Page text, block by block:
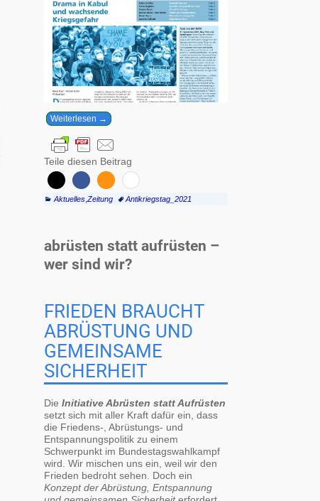
Weiterlesen →
Teile diesen Beitrag
Aktuelles, Zeitung Antikriegstag_2021
abrüsten statt aufrüsten –
wer sind wir?
FRIEDEN BRAUCHT
ABRÜSTUNG UND
GEMEINSAME
SICHERHEIT
Die Initiative Abrüsten statt Aufrüsten
setzt sich mit aller Kraft dafür ein, dass
die Friedens-, Abrüstungs- und
Entspannungspolitik zu einem
Schwerpunkt im Bundestagswahlkampf
wird. Wir mischen uns ein, weil wir den
Frieden bedroht sehen. Doch ein
Konzept der Abrüstung, Entspannung